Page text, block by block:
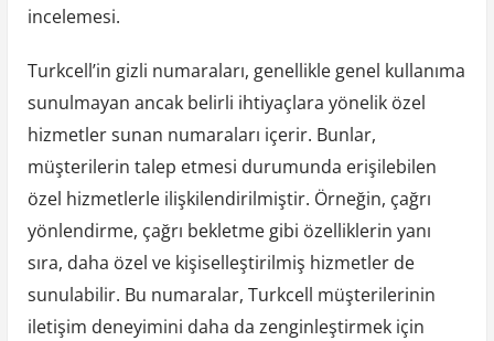
incelemesi.
Turkcell’in gizli numaraları, genellikle genel kullanıma
sunulmayan ancak belirli ihtiyaçlara yönelik özel
hizmetler sunan numaraları içerir. Bunlar,
müşterilerin talep etmesi durumunda erişilebilen
özel hizmetlerle ilişkilendirilmiştir. Örneğin, çağrı
yönlendirme, çağrı bekletme gibi özelliklerin yanı
sıra, daha özel ve kişiselleştirilmiş hizmetler de
sunulabilir. Bu numaralar, Turkcell müşterilerinin
iletişim deneyimini daha da zenginleştirmek için